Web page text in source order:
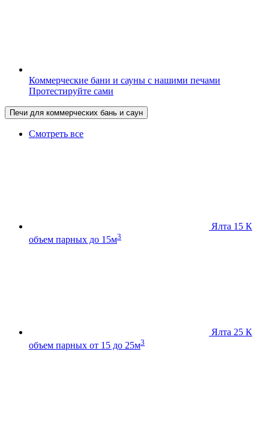
Коммерческие бани и сауны с нашими печами
Протестируйте сами
Печи для коммерческих бань и саун
Смотреть все
Ялта 15 К
объем парных до 15м3
Ялта 25 К
объем парных от 15 до 25м3